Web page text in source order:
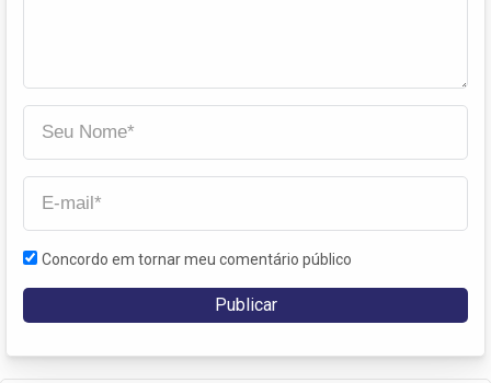
Concordo em tornar meu comentário público